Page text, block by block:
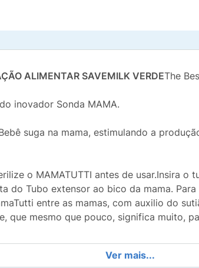
ALIMENTAR SAVEMILK VERDEThe
inovador Sonda MAMA.
suga na mama, estimulando a
o MAMATUTTI antes de usar.Insira
do Tubo extensor ao bico da mama.
entre as mamas, com auxilio do
que mesmo que pouco, significa muito,
Ver mais...